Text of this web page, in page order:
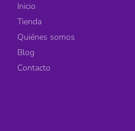
Inicio
Tienda
Quiénes somos
Blog
Contacto